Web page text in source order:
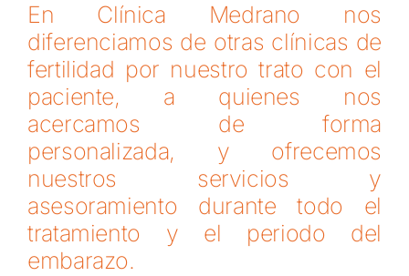
En Clínica Medrano nos
diferenciamos de otras clínicas de
fertilidad por nuestro trato con el
paciente, a quienes nos
acercamos de forma
personalizada, y ofrecemos
nuestros servicios y
asesoramiento durante todo el
tratamiento y el periodo del
embarazo.